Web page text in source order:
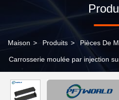
Maison > Produits > Pièces De
Carrosserie moulée par injection